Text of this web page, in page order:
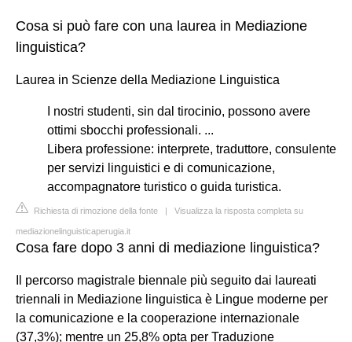
Cosa si può fare con una laurea in Mediazione
linguistica?
Laurea in Scienze della Mediazione Linguistica
I nostri studenti, sin dal tirocinio, possono avere
ottimi sbocchi professionali. ...
Libera professione: interprete, traduttore, consulente
per servizi linguistici e di comunicazione,
accompagnatore turistico o guida turistica.
Richiesta di rimozione della fonte | Visualizza la risposta completa su
mediazionelinguisticaperugia.it
Cosa fare dopo 3 anni di mediazione linguistica?
Il percorso magistrale biennale più seguito dai laureati
triennali in Mediazione linguistica è Lingue moderne per
la comunicazione e la cooperazione internazionale
(37,3%); mentre un 25,8% opta per Traduzione